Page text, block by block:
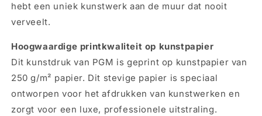
hebt een uniek kunstwerk aan de muur dat nooit
verveelt.
Hoogwaardige printkwaliteit op kunstpapier
Dit kunstdruk van PGM is geprint op kunstpapier van
250 g/m² papier. Dit stevige papier is speciaal
ontworpen voor het afdrukken van kunstwerken en
zorgt voor een luxe, professionele uitstraling.